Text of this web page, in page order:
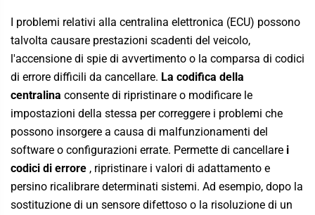
I problemi relativi alla centralina elettronica (ECU) possono
talvolta causare prestazioni scadenti del veicolo,
l'accensione di spie di avvertimento o la comparsa di codici
di errore difficili da cancellare. La codifica della
centralina consente di ripristinare o modificare le
impostazioni della stessa per correggere i problemi che
possono insorgere a causa di malfunzionamenti del
software o configurazioni errate. Permette di cancellare i
codici di errore , ripristinare i valori di adattamento e
persino ricalibrare determinati sistemi. Ad esempio, dopo la
sostituzione di un sensore difettoso o la risoluzione di un